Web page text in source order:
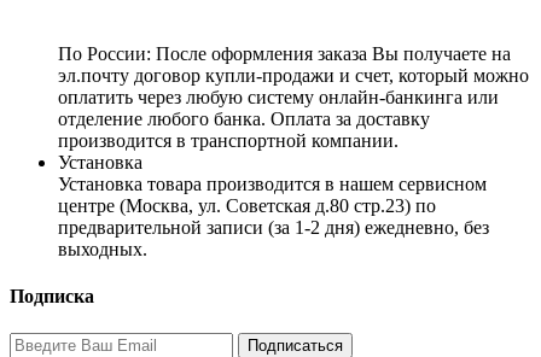
По России: После оформления заказа Вы получаете на
эл.почту договор купли-продажи и счет, который можно
оплатить через любую систему онлайн-банкинга или
отделение любого банка. Оплата за доставку
производится в транспортной компании.
Установка
Установка товара производится в нашем сервисном
центре (Москва, ул. Советская д.80 стр.23) по
предварительной записи (за 1-2 дня) ежедневно, без
выходных.
Подписка